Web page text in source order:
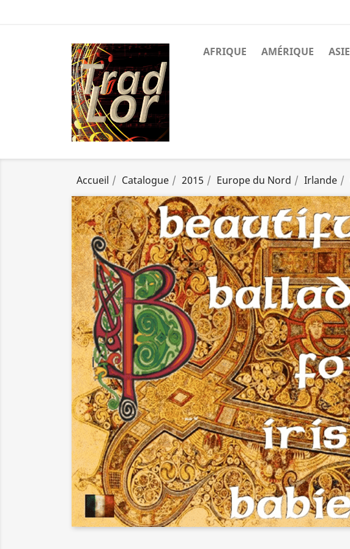
AFRIQUE AMÉRIQUE ASIE
Accueil Catalogue 2015 Europe du Nord Irlande